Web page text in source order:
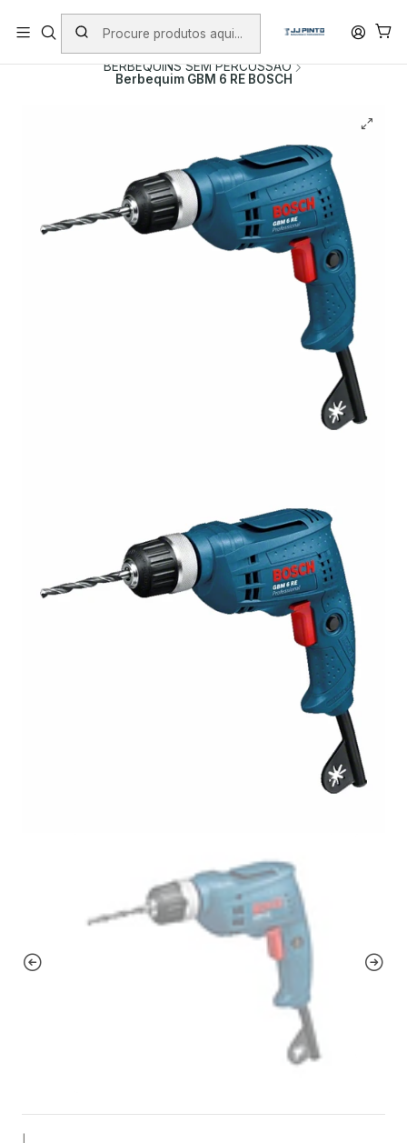
PORTES INCLUÍDOS EM ENCOMENDAS +75€ (excepto ilhas)
Início PRODUTOS
BERBEQUINS
BERBEQUINS SEM PERCUSSÃO
Berbequim GBM 6 RE BOSCH